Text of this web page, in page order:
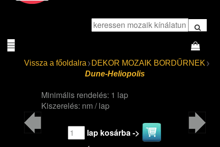
Vissza a főoldalra
DEKOR MOZAIK BORDŰRNEK
Dune-Heliopolis
Minimális rendelés: 1 lap
Kiszerelés: nm / lap
lap kosárba ->